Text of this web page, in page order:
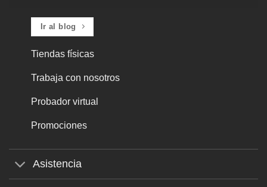
Ir al blog
Tiendas físicas
Trabaja con nosotros
Probador virtual
Promociones
Asistencia